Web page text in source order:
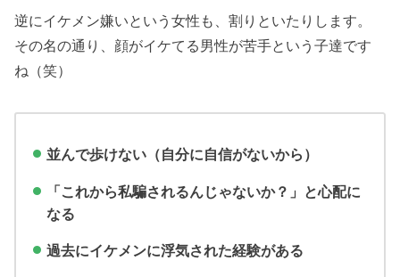
逆にイケメン嫌いという女性も、割りといたりします。
その名の通り、顔がイケてる男性が苦手という子達です
ね（笑）
並んで歩けない（自分に自信がないから）
「これから私騙されるんじゃないか？」と心配に
なる
過去にイケメンに浮気された経験がある